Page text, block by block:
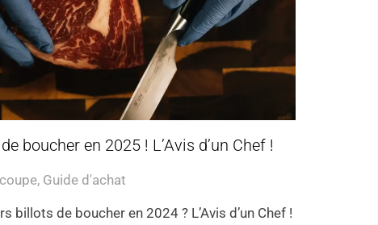
boucher en 2025 ! L’Avis d’un Chef !
, Guide d'achat
billots de boucher en 2024 ? L’Avis d’un Chef !